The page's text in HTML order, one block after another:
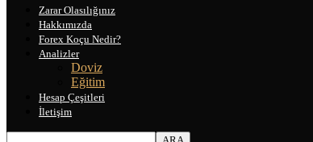
Zarar Olasılığınız
Hakkımızda
Forex Koçu Nedir?
Analizler
Doviz
Eğitim
Hesap Çeşitleri
İletişim